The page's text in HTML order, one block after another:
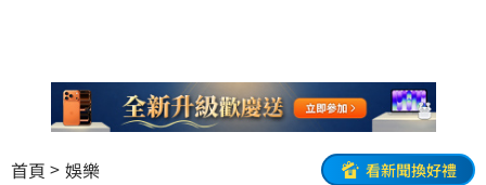
首頁 娛樂 看新聞換好禮